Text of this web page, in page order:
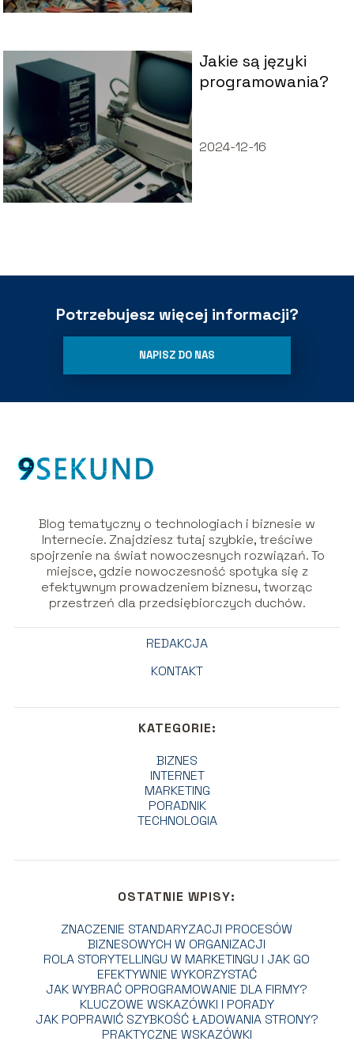
Jakie są języki
programowania?
2024-12-16
Potrzebujesz więcej informacji?
NAPISZ DO NAS
Blog tematyczny o technologiach i biznesie w
Internecie. Znajdziesz tutaj szybkie, treściwe
spojrzenie na świat nowoczesnych rozwiązań. To
miejsce, gdzie nowoczesność spotyka się z
efektywnym prowadzeniem biznesu, tworząc
przestrzeń dla przedsiębiorczych duchów.
REDAKCJA
KONTAKT
KATEGORIE:
BIZNES
INTERNET
MARKETING
PORADNIK
TECHNOLOGIA
OSTATNIE WPISY:
ZNACZENIE STANDARYZACJI PROCESÓW
BIZNESOWYCH W ORGANIZACJI
ROLA STORYTELLINGU W MARKETINGU I JAK GO
EFEKTYWNIE WYKORZYSTAĆ
JAK WYBRAĆ OPROGRAMOWANIE DLA FIRMY?
KLUCZOWE WSKAZÓWKI I PORADY
JAK POPRAWIĆ SZYBKOŚĆ ŁADOWANIA STRONY?
PRAKTYCZNE WSKAZÓWKI